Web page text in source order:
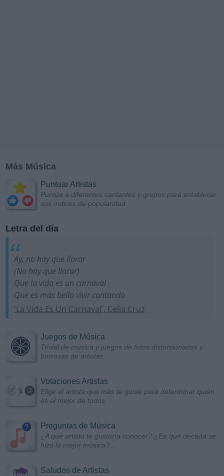
Más Música
Puntuar Artistas
Puntúa a diferentes cantantes y grupos para establecer
sus índices de popularidad
Letra del día
Ay, no hay que llorar
(No hay que llorar)
Que la vida es un carnaval
Que es más bello vivir cantando
'La Vida Es Un Carnaval', Celia Cruz
Juegos de Música
Trivial de música y juegos de fotos distorsionadas y
borrosas de artistas
Votaciones Artistas
Elige al artista que más te guste para determinar quién
es el mejor de todos
Preguntas de Música
¿A qué artista te gustaría conocer? ¿En qué década se
hizo la mejor música?...
Saludos de Artistas